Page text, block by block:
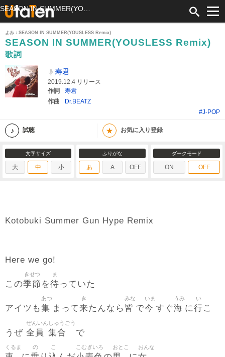
よみ：SEASON IN SUMMER(YOUSLESS Remix)
SEASON IN SUMMER(YOUSLESS Remix)
歌詞
寿君
2019.12.4 リリース
作詞
寿君
作曲
Dr.BEATZ
#J-POP
試聴 ★ お気に入り登録
文字サイズ
大 中 小
ふりがな
あ A OFF
ダークモード
ON OFF
Kotobuki Summer Gun Hype Remix
Here we go!
この季節
きせつ
を待
ま
っていた
アイツも集
あつ
まって来
き
たんなら 皆
みな
で今
いま
すぐ海
うみ
に行
い
こ
うぜ 全員
ぜんいん
集合
しゅうごう
で
くるま の こ こむぎいろ おとこ おんな